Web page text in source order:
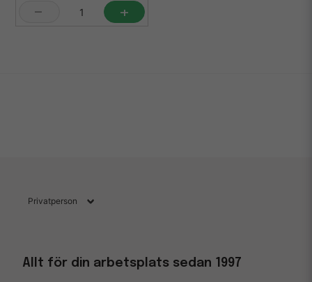
- +
Allt för din arbetsplats sedan 1997